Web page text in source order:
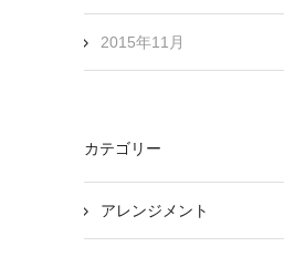
2015年11月
カテゴリー
アレンジメント